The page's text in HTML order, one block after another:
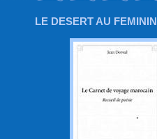
LE DESERT AU FEMININ